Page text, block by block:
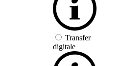
Transfer
digitale